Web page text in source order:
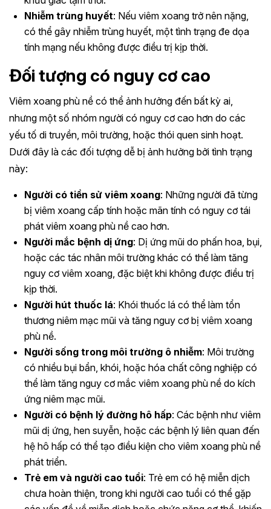
Nhiễm trùng huyết: Nếu viêm xoang trở nên nặng,
có thể gây nhiễm trùng huyết, một tình trạng đe dọa
tính mạng nếu không được điều trị kịp thời.
Đối tượng có nguy cơ cao
Viêm xoang phù nề có thể ảnh hưởng đến bất kỳ ai,
nhưng một số nhóm người có nguy cơ cao hơn do các
yếu tố di truyền, môi trường, hoặc thói quen sinh hoạt.
Dưới đây là các đối tượng dễ bị ảnh hưởng bởi tình trạng
này:
Người có tiền sử viêm xoang: Những người đã từng
bị viêm xoang cấp tính hoặc mãn tính có nguy cơ tái
phát viêm xoang phù nề cao hơn.
Người mắc bệnh dị ứng: Dị ứng mũi do phấn hoa, bụi,
hoặc các tác nhân môi trường khác có thể làm tăng
nguy cơ viêm xoang, đặc biệt khi không được điều trị
kịp thời.
Người hút thuốc lá: Khói thuốc lá có thể làm tổn
thương niêm mạc mũi và tăng nguy cơ bị viêm xoang
phù nề.
Người sống trong môi trường ô nhiễm: Môi trường
có nhiều bụi bẩn, khói, hoặc hóa chất công nghiệp có
thể làm tăng nguy cơ mắc viêm xoang phù nề do kích
ứng niêm mạc mũi.
Người có bệnh lý đường hô hấp: Các bệnh như viêm
mũi dị ứng, hen suyễn, hoặc các bệnh lý liên quan đến
hệ hô hấp có thể tạo điều kiện cho viêm xoang phù nề
phát triển.
Trẻ em và người cao tuổi: Trẻ em có hệ miễn dịch
chưa hoàn thiện, trong khi người cao tuổi có thể gặp